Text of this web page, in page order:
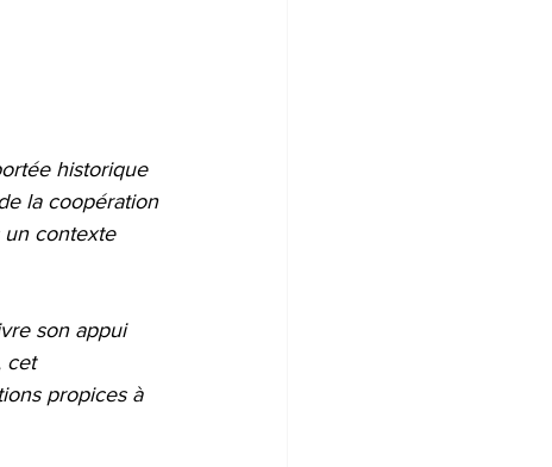
historique
la coopération
un contexte
son appui
cet
propices à